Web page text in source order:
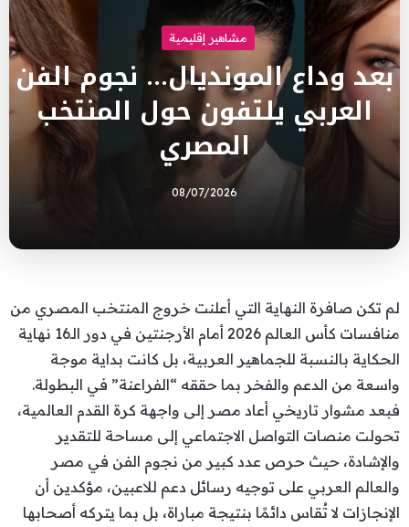
مشاهير إقليمية
بعد وداع المونديال… نجوم الفن
العربي يلتفون حول المنتخب
المصري
08/07/2026
لم تكن صافرة النهاية التي أعلنت خروج المنتخب المصري من
منافسات كأس العالم 2026 أمام الأرجنتين في دور الـ16 نهاية
الحكاية بالنسبة للجماهير العربية، بل كانت بداية موجة
واسعة من الدعم والفخر بما حققه “الفراعنة” في البطولة.
فبعد مشوار تاريخي أعاد مصر إلى واجهة كرة القدم العالمية،
تحولت منصات التواصل الاجتماعي إلى مساحة للتقدير
والإشادة، حيث حرص عدد كبير من نجوم الفن في مصر
والعالم العربي على توجيه رسائل دعم للاعبين، مؤكدين أن
الإنجازات لا تُقاس دائمًا بنتيجة مباراة، بل بما يتركه أصحابها